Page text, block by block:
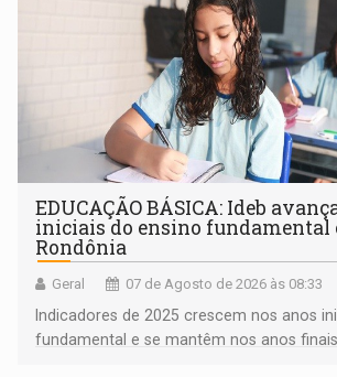
EDUCAÇÃO BÁSICA: Ideb
iniciais do ensino fundamental
Rondônia
Geral 07 de Agosto de 2026 às 08:33
Indicadores de 2025 crescem nos anos
fundamental e se mantêm nos anos